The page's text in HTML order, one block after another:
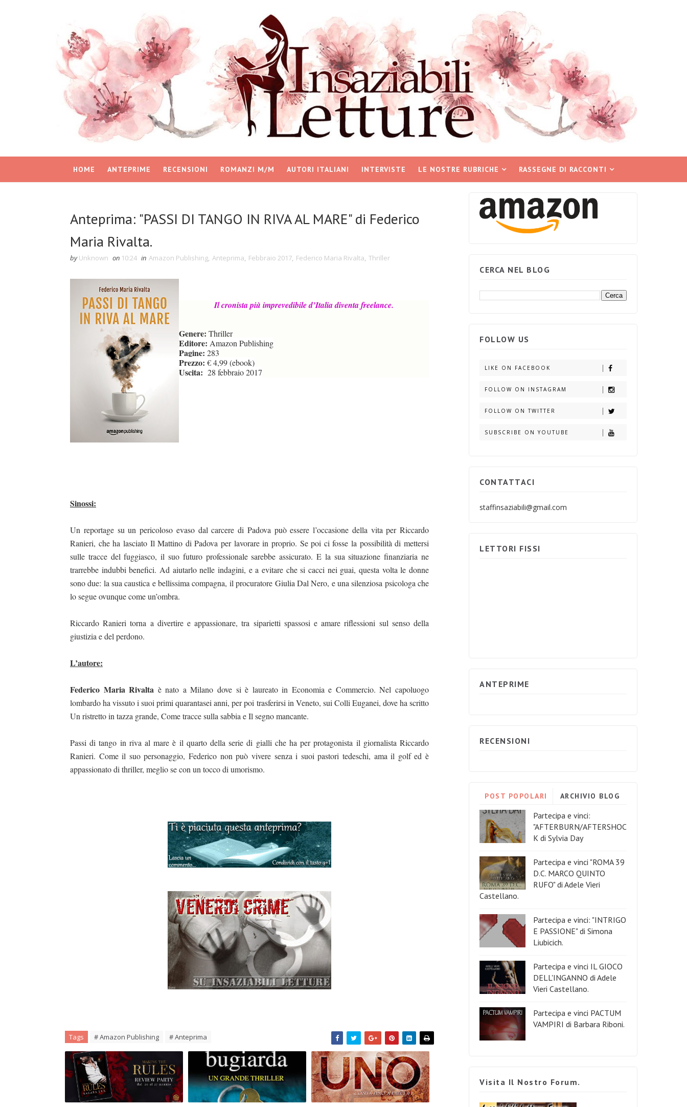
HOME ANTEPRIME RECENSIONI ROMANZI M/M AUTORI ITALIANI INTERVISTE LE NOSTRE RUBRICHE RASSEGNE DI RACCONTI
Anteprima: "PASSI DI TANGO IN RIVA AL MARE" di Federico
Maria Rivalta.
by Unknown on 10:24 in Amazon Publishing, Anteprima, Febbraio 2017, Federico Maria Rivalta, Thriller
Il cronista più imprevedibile d’Italia diventa freelance.
Genere: Thriller
Editore: Amazon Publishing
Pagine: 283
Prezzo: € 4,99 (ebook)
Uscita: 28 febbraio 2017
Sinossi:
Un reportage su un pericoloso evaso dal carcere di Padova può essere l’occasione della vita per Riccardo
Ranieri, che ha lasciato Il Mattino di Padova per lavorare in proprio. Se poi ci fosse la possibilità di mettersi
sulle tracce del fuggiasco, il suo futuro professionale sarebbe assicurato. E la sua situazione finanziaria ne
trarrebbe indubbi benefici. Ad aiutarlo nelle indagini, e a evitare che si cacci nei guai, questa volta le donne
sono due: la sua caustica e bellissima compagna, il procuratore Giulia Dal Nero, e una silenziosa psicologa che
lo segue ovunque come un’ombra.
Riccardo Ranieri torna a divertire e appassionare, tra siparietti spassosi e amare riflessioni sul senso della
giustizia e del perdono.
L’autore:
Federico Maria Rivalta è nato a Milano dove si è laureato in Economia e Commercio. Nel capoluogo
lombardo ha vissuto i suoi primi quarantasei anni, per poi trasferirsi in Veneto, sui Colli Euganei, dove ha scritto
Un ristretto in tazza grande, Come tracce sulla sabbia e Il segno mancante.
Passi di tango in riva al mare è il quarto della serie di gialli che ha per protagonista il giornalista Riccardo
Ranieri. Come il suo personaggio, Federico non può vivere senza i suoi pastori tedeschi, ama il golf ed è
appassionato di thriller, meglio se con un tocco di umorismo.
Tags # Amazon Publishing # Anteprima
CERCA NEL BLOG
FOLLOW US
LIKE ON FACEBOOK
FOLLOW ON INSTAGRAM
FOLLOW ON TWITTER
SUBSCRIBE ON YOUTUBE
CONTATTACI
staffinsaziabili@gmail.com
LETTORI FISSI
ANTEPRIME
RECENSIONI
POST POPOLARI ARCHIVIO BLOG
Partecipa e vinci:
"AFTERBURN/AFTERSHOC
K di Sylvia Day
Partecipa e vinci "ROMA 39
D.C. MARCO QUINTO
RUFO" di Adele Vieri
Castellano.
Partecipa e vinci: "INTRIGO
E PASSIONE" di Simona
Liubicich.
Partecipa e vinci IL GIOCO
DELL'INGANNO di Adele
Vieri Castellano.
Partecipa e vinci PACTUM
VAMPIRI di Barbara Riboni.
Visita Il Nostro Forum.